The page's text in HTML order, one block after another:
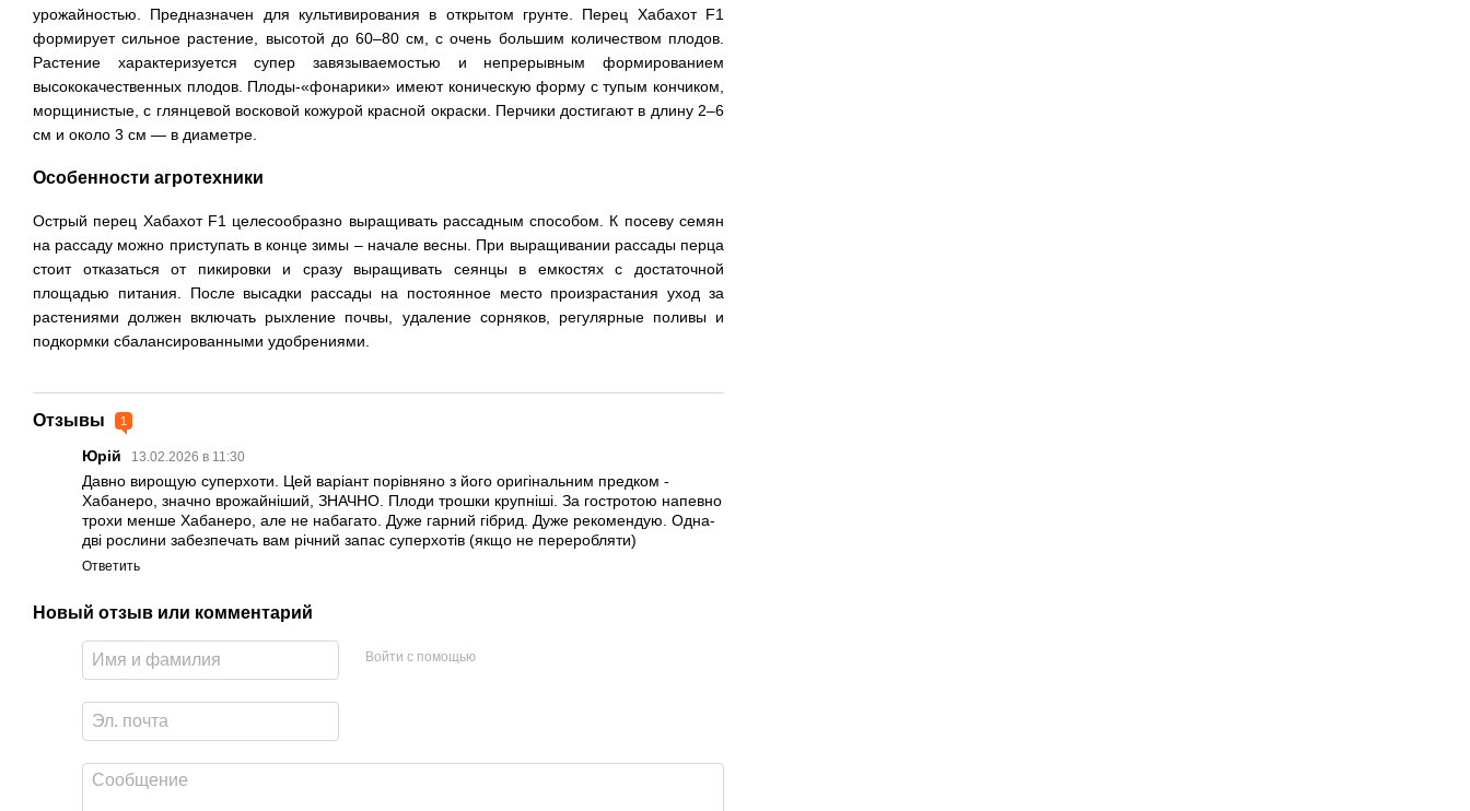
урожайностью. Предназначен для культивирования в открытом грунте. Перец Хабахот F1
формирует сильное растение, высотой до 60–80 см, с очень большим количеством плодов.
Растение характеризуется супер завязываемостью и непрерывным формированием
высококачественных плодов. Плоды-«фонарики» имеют коническую форму с тупым кончиком,
морщинистые, с глянцевой восковой кожурой красной окраски. Перчики достигают в длину 2–6
см и около 3 см — в диаметре.
Особенности агротехники
Острый перец Хабахот F1 целесообразно выращивать рассадным способом. К посеву семян
на рассаду можно приступать в конце зимы – начале весны. При выращивании рассады перца
стоит отказаться от пикировки и сразу выращивать сеянцы в емкостях с достаточной
площадью питания. После высадки рассады на постоянное место произрастания уход за
растениями должен включать рыхление почвы, удаление сорняков, регулярные поливы и
подкормки сбалансированными удобрениями.
Отзывы 1
Юрій 13.02.2026 в 11:30
Давно вирощую суперхоти. Цей варіант порівняно з його оригінальним предком -
Хабанеро, значно врожайніший, ЗНАЧНО. Плоди трошки крупніші. За гостротою напевно
трохи менше Хабанеро, але не набагато. Дуже гарний гібрид. Дуже рекомендую. Одна-
дві рослини забезпечать вам річний запас суперхотів (якщо не переробляти)
Ответить
Новый отзыв или комментарий
Войти с помощью